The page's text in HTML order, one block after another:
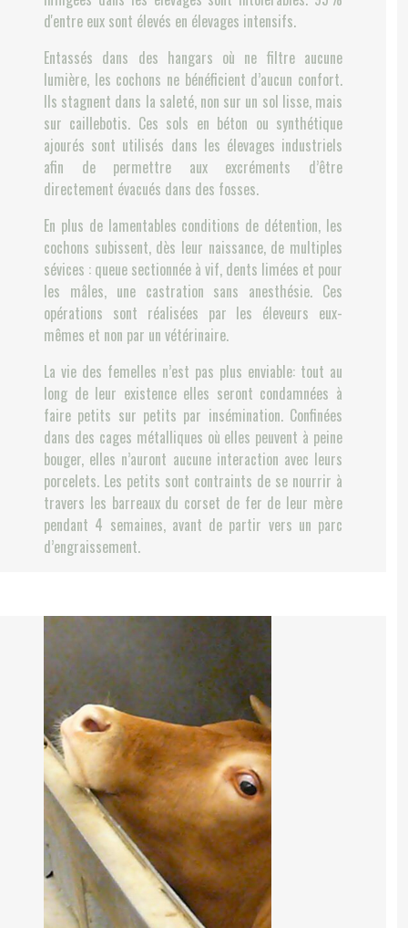
d'entre eux sont élevés en élevages intensifs.
Entassés dans des hangars où ne filtre aucune
lumière, les cochons ne bénéficient d’aucun confort.
Ils stagnent dans la saleté, non sur un sol lisse, mais
sur caillebotis. Ces sols en béton ou synthétique
ajourés sont utilisés dans les élevages industriels
afin de permettre aux excréments d’être
directement évacués dans des fosses.
En plus de lamentables conditions de détention, les
cochons subissent, dès leur naissance, de multiples
sévices : queue sectionnée à vif, dents limées et pour
les mâles, une castration sans anesthésie. Ces
opérations sont réalisées par les éleveurs eux-
mêmes et non par un vétérinaire.
La vie des femelles n’est pas plus enviable: tout au
long de leur existence elles seront condamnées à
faire petits sur petits par insémination. Confinées
dans des cages métalliques où elles peuvent à peine
bouger, elles n’auront aucune interaction avec leurs
porcelets. Les petits sont contraints de se nourrir à
travers les barreaux du corset de fer de leur mère
pendant 4 semaines, avant de partir vers un parc
d’engraissement.